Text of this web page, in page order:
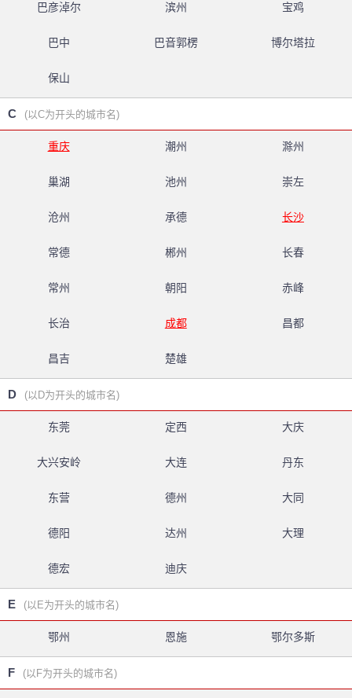
巴彦淖尔 滨州 宝鸡
巴中 巴音郭楞 博尔塔拉
保山
C (以C为开头的城市名)
重庆 潮州 滁州
巢湖 池州 崇左
沧州 承德 长沙
常德 郴州 长春
常州 朝阳 赤峰
长治 成都 昌都
昌吉 楚雄
D (以D为开头的城市名)
东莞 定西 大庆
大兴安岭 大连 丹东
东营 德州 大同
德阳 达州 大理
德宏 迪庆
E (以E为开头的城市名)
鄂州 恩施 鄂尔多斯
F (以F为开头的城市名)